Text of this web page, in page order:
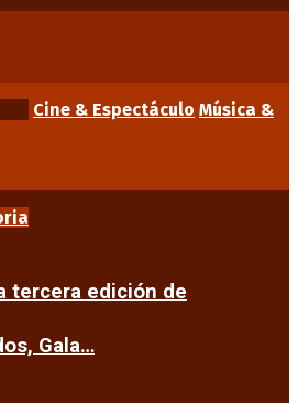
Cine & Espectáculo Música &
tercera edición de
Gala…